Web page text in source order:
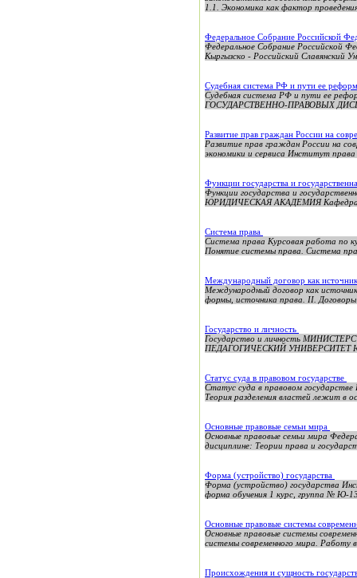
1.1. Экономика как фактор
Федеральное Собрание Российской
Федеральное Собрание Российской
Кыргызско - Российский Славянский
Судебная система РФ и пути ее
Судебная система РФ и пути ее
ГОСУДАРСТВЕННО-ПРАВОВЫХ
Развитие прав граждан России на
Развитие прав граждан России на
экономики и сервиса Институт
Функции государства и
Функции государства и
ЮРИДИЧЕСКАЯ АКАДЕМИЯ Кафедра
Система права
Система права Курсовая работа
Понятие системы права. Система
Международный договор как
Международный договор как
формы, источника права. II.
Государство и личность
Государство и личность
ПЕДАГОГИЧЕСКИЙ УНИВЕРСИТЕТ
Статус суда в правовом государстве
Статус суда в правовом
Теория разделения властей лежит в
Основные правовые семьи мира
Основные правовые семьи мира
дисциплине: Теории права и
Форма (устройство) государства
Форма (устройство) государства
форма обучения 1 курс, группа № Ю-
Основные правовые системы
Основные правовые системы
системы современного мира. Работу
Происхождения и сущность